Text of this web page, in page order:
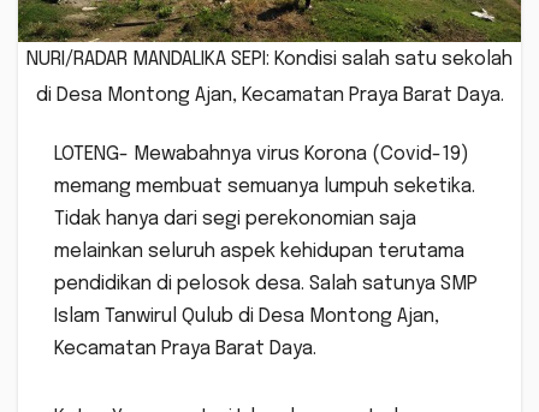
NURI/RADAR MANDALIKA SEPI: Kondisi salah satu sekolah
di Desa Montong Ajan, Kecamatan Praya Barat Daya.
LOTENG- Mewabahnya virus Korona (Covid-19)
memang membuat semuanya lumpuh seketika.
Tidak hanya dari segi perekonomian saja
melainkan seluruh aspek kehidupan terutama
pendidikan di pelosok desa. Salah satunya SMP
Islam Tanwirul Qulub di Desa Montong Ajan,
Kecamatan Praya Barat Daya.